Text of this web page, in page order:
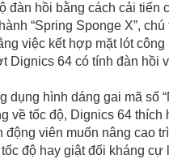
đàn hồi bằng cách cải tiến
“Spring Sponge X”,
việc kết hợp mặt lót công
Dignics 64 có tính đàn hồi
dụng hình dáng gai mã số
về tốc độ, Dignics 64 thích
viên muốn nâng cao
độ hay giật đối kháng cự